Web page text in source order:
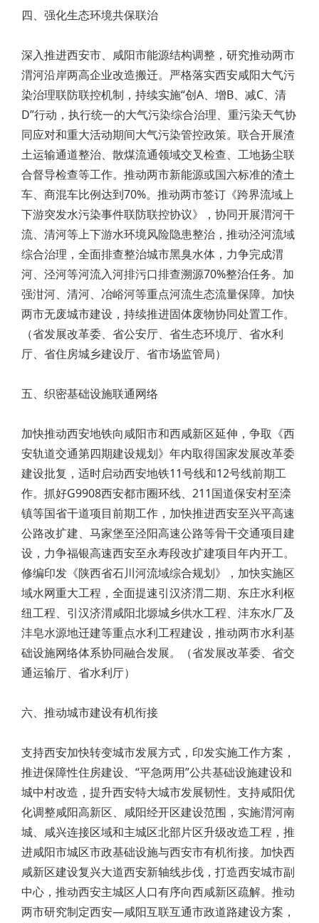
四、强化生态环境共保联治
深入推进西安市、咸阳市能源结构调整，研究推动两市
渭河沿岸两高企业改造搬迁。严格落实西安咸阳大气污
染治理联防联控机制，持续实施“创A、增B、减C、清
D”行动，执行统一的大气污染综合治理、重污染天气协
同应对和重大活动期间大气污染管控政策。联合开展渣
土运输通道整治、散煤流通领域交叉检查、工地扬尘联
合督导检查等工作。推动两市新能源或国六标准的渣土
车、商混车比例达到70%。推动两市签订《跨界流域上
下游突发水污染事件联防联控协议》，协同开展渭河干
流、清河等上下游水环境风险隐患整治，推动泾河流域
综合治理，全面排查整治城市黑臭水体，力争完成渭
河、泾河等河流入河排污口排查溯源70%整治任务。加
强泔河、清河、冶峪河等重点河流生态流量保障。加快
两市无废城市建设，持续推进固体废物协同处置工作。
（省发展改革委、省公安厅、省生态环境厅、省水利
厅、省住房城乡建设厅、省市场监管局）
五、织密基础设施联通网络
加快推动西安地铁向咸阳市和西咸新区延伸，争取《西
安轨道交通第四期建设规划》年内取得国家发展改革委
建设批复，适时启动西安地铁11号线和12号线前期工
作。抓好G9908西安都市圈环线、211国道保安村至滦
镇等国省干道项目前期工作，加快推进西安至兴平高速
公路改扩建、马家堡至泾阳高速公路等骨干交通项目建
设，力争福银高速西安至永寿段改扩建项目年内开工。
修编印发《陕西省石川河流域综合规划》，加快实施区
域水网重大工程，全面提速引汉济渭二期、东庄水利枢
纽工程、引汉济渭咸阳北塬城乡供水工程、沣东水厂及
沣皂水源地迁建等重点水利工程建设，推动两市水利基
础设施网络体系协同融合发展。（省发展改革委、省交
通运输厅、省水利厅）
六、推动城市建设有机衔接
支持西安加快转变城市发展方式，印发实施工作方案，
推进保障性住房建设、“平急两用”公共基础设施建设和
城中村改造，提升西安特大城市发展韧性。支持咸阳优
化调整咸阳高新区、咸阳经开区建设范围，实施渭河南
城、咸兴连接区域和主城区北部片区升级改造工程，推
进咸阳市城区市政基础设施与西安市有机衔接。加快西
咸新区建设复兴大道西安新轴线步伐，打造西安城市副
中心，推动西安主城区人口有序向西咸新区疏解。推动
两市研究制定西安—咸阳互联互通市政道路建设方案，